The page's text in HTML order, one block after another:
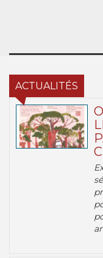
ACTUALITÉS